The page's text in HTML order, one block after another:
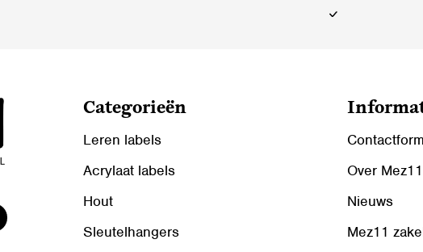
Categorieën
Leren labels
Acrylaat labels
Hout
Sleutelhangers
Over Mez11
Nieuws
Mez11